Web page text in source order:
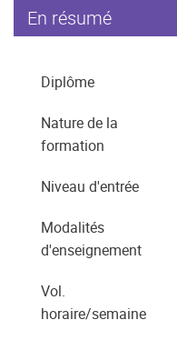
En résumé
Diplôme
Nature de la
formation
Niveau d'entrée
Modalités
d'enseignement
Vol.
horaire/semaine